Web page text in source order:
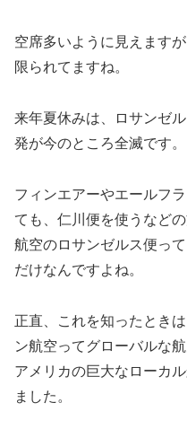
空席多いように見えます
限られてますね。
来年夏休みは、ロサンゼ
発が今のところ全滅です。
フィンエアーやエールフ
ても、仁川便を使うなど
航空のロサンゼルス便っ
だけなんですよね。
正直、これを知ったとき
ン航空ってグローバルな
アメリカの巨大なローカ
ました。